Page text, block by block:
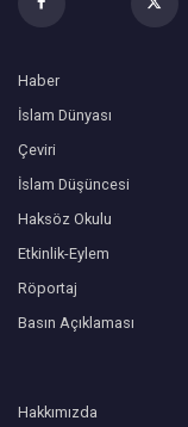
Haber
İslam Dünyası
Çeviri
İslam Düşüncesi
Haksöz Okulu
Etkinlik-Eylem
Röportaj
Basın Açıklaması
Hakkımızda